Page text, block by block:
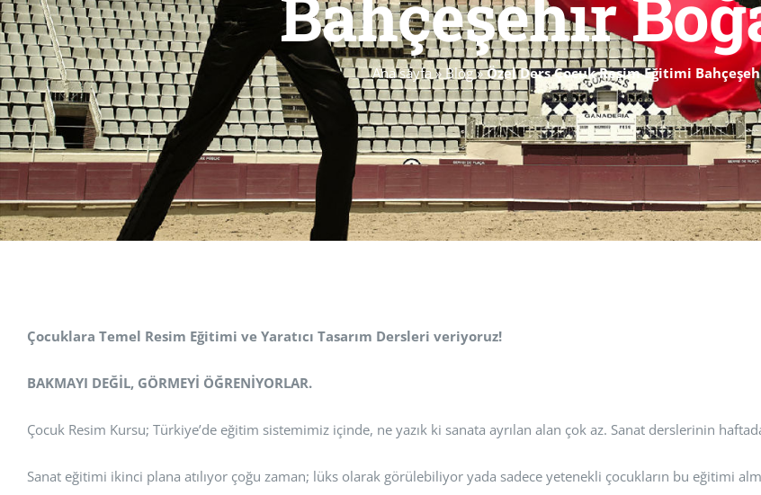
Ana sayfa»Blog»Özel Ders Çocuk Resim Eğitimi
Çocuklara Temel Resim Eğitimi ve Yaratıcı Tasarım Dersleri veriyoruz!
BAKMAYI DEĞİL, GÖRMEYİ ÖĞRENİYORLAR.
Çocuk Resim Kursu; Türkiye’de eğitim sistemimiz içinde, ne yazık ki sanata ayrılan alan çok az. Sanat derslerinin haftada
Sanat eğitimi ikinci plana atılıyor çoğu zaman; lüks olarak görülebiliyor yada sadece yetenekli çocukların bu eğitimi